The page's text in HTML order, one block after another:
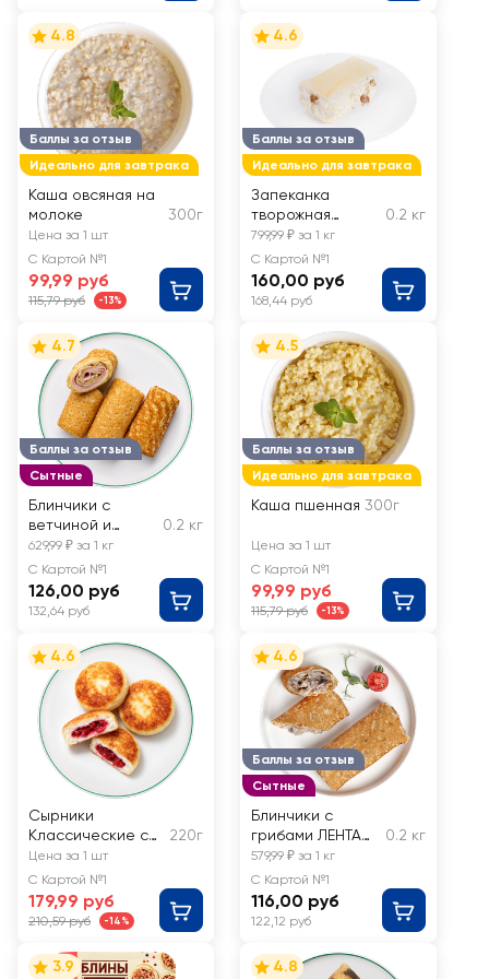
Баллы за отзыв
Идеально для завтрака
4.8
Каша овсяная на
молоке
300г
Цена за 1 шт
С Картой №1
99,99 руб
115,79 руб -13%
Баллы за отзыв
Идеально для завтрака
4.6
Запеканка
творожная
Забава ЛЕНТА
FRESH, весовая
0.2 кг
799,99 ₽ за 1 кг
С Картой №1
160,00 руб
168,44 руб
Баллы за отзыв
Сытные
4.7
Блинчики с
ветчиной и
сыром ЛЕНТА
FRESH, весовые
0.2 кг
629,99 ₽ за 1 кг
С Картой №1
126,00 руб
132,64 руб
Баллы за отзыв
Идеально для завтрака
4.5
Каша пшенная 300г
Цена за 1 шт
С Картой №1
99,99 руб
115,79 руб -13%
4.6
Сырники
Классические с
малиной РУЗКОМ
220г
Цена за 1 шт
С Картой №1
179,99 руб
210,59 руб -14%
Баллы за отзыв
Сытные
4.6
Блинчики с
грибами ЛЕНТА
FRESH, весовые
0.2 кг
579,99 ₽ за 1 кг
С Картой №1
116,00 руб
122,12 руб
3.9 4.8